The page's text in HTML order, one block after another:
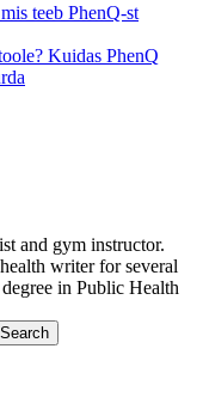
teeb PhenQ-st
Kuidas PhenQ
and gym instructor.
writer for several
in Public Health